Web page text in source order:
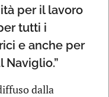
per il lavoro
tutti i
e anche per
Naviglio.”
dalla